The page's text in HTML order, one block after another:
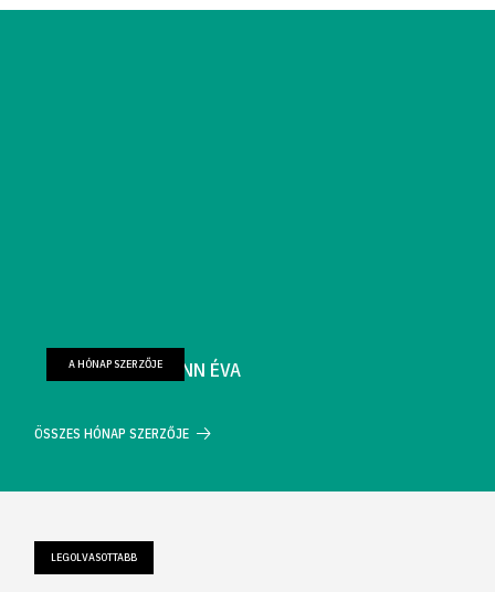
FARKAS WELLMANN ÉVA
A HÓNAP SZERZŐJE
ÖSSZES HÓNAP SZERZŐJE
LEGOLVASOTTABB